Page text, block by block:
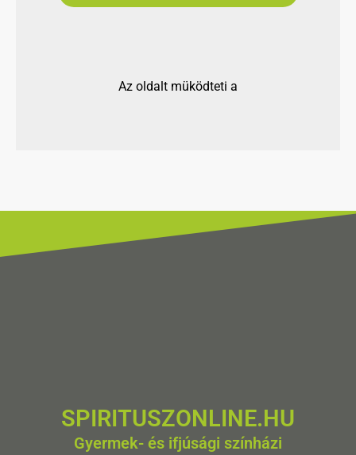
Az oldalt müködteti a
SPIRITUSZONLINE.HU
Gyermek- és ifjúsági színházi